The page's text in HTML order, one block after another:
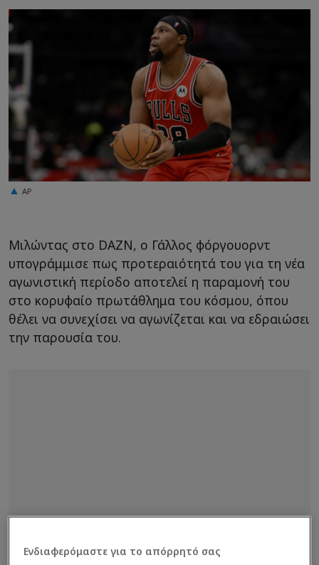
AP
Μιλώντας στο DAZN, ο Γάλλος φόργουορντ
υπογράμμισε πως προτεραιότητά του για τη νέα
αγωνιστική περίοδο αποτελεί η παραμονή του
στο κορυφαίο πρωτάθλημα του κόσμου, όπου
θέλει να συνεχίσει να αγωνίζεται και να εδραιώσει
την παρουσία του.
Ενδιαφερόμαστε για το απόρρητό σας